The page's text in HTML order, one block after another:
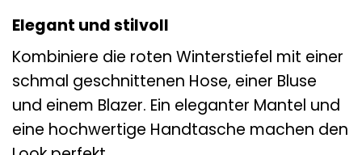
Elegant und stilvoll
Kombiniere die roten Winterstiefel mit einer
schmal geschnittenen Hose, einer Bluse
und einem Blazer. Ein eleganter Mantel und
eine hochwertige Handtasche machen den